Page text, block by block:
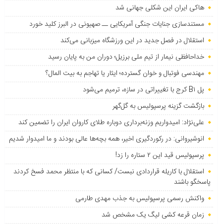
هاکی ایران این شکلی جهانی شد
مستندسازی جنایات جنگی آمریکایی ــ صهیونی در البرز کلید خورد
استقلال در فصل جدید در این ورزشگاه میزبانی می‌کند
خداحافظی نیمار از تیم ملی برزیل؛ دوران من به پایان رسید
مهندسی فوتبال و خوان گسترده؛ ایثار یا تهاجم به بیت المال؟
پل B۱ کرج با تغییراتی در سازه، ترمیم می‌شود
بازگشت گزینه پرسپولیس به ‌گل‌گهر
علی‌نژاد: امیدواریم وزنه‌برداری دوباره طلای کاروان ایران را تضمین کند
انوشیروانی: در رکوردگیری اخیر، همه بچه‌ها عالی بودند و ما امیدوار شدیم
پرسپولیس قید این ۲ ستاره را زد!
استقلال با کاریله قراردادی نبست/ کسانی که با منتظر محمد فسخ کردند
پاسخگو باشند
واکنش رسمی پرسپولیس به جذب مهدی طارمی
زمان قرعه کشی لیگ یک مشخص شد